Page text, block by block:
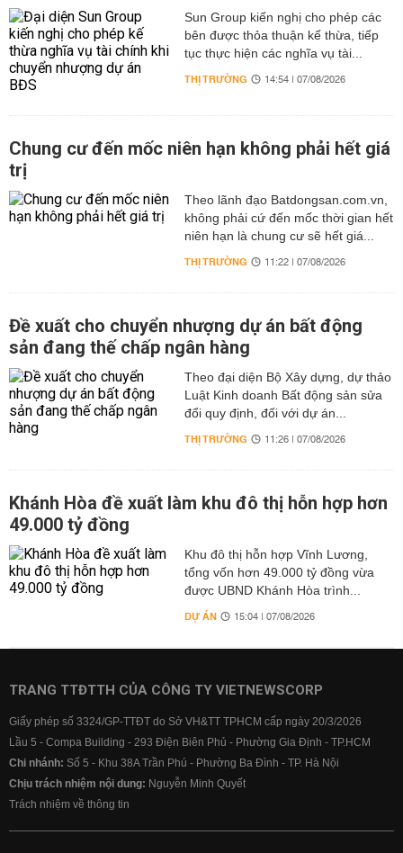
Sun Group kiến nghị cho phép các
bên được thỏa thuận kế thừa, tiếp
tục thực hiện các nghĩa vụ tài...
THỊ TRƯỜNG 14:54 | 07/08/2026
Chung cư đến mốc niên hạn không phải hết giá
trị
Theo lãnh đạo Batdongsan.com.vn,
không phải cứ đến mốc thời gian hết
niên hạn là chung cư sẽ hết giá...
THỊ TRƯỜNG 11:22 | 07/08/2026
Đề xuất cho chuyển nhượng dự án bất động
sản đang thế chấp ngân hàng
Theo đại diện Bộ Xây dựng, dự thảo
Luật Kinh doanh Bất động sản sửa
đổi quy định, đối với dự án...
THỊ TRƯỜNG 11:26 | 07/08/2026
Khánh Hòa đề xuất làm khu đô thị hỗn hợp hơn
49.000 tỷ đồng
Khu đô thị hỗn hợp Vĩnh Lương,
tổng vốn hơn 49.000 tỷ đồng vừa
được UBND Khánh Hòa trình...
DỰ ÁN 15:04 | 07/08/2026
TRANG TTĐTTH CỦA CÔNG TY VIETNEWSCORP
Giấy phép số 3324/GP-TTĐT do Sở VH&TT TPHCM cấp ngày 20/3/2026
Lầu 5 - Compa Building - 293 Điện Biên Phủ - Phường Gia Định - TP.HCM
Chi nhánh: Số 5 - Khu 38A Trần Phú - Phường Ba Đình - TP. Hà Nội
Chịu trách nhiệm nội dung: Nguyễn Minh Quyết
Trách nhiệm về thông tin